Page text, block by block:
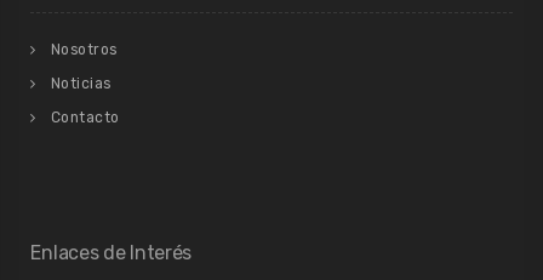
Nosotros
Noticias
Contacto
Enlaces de Interés